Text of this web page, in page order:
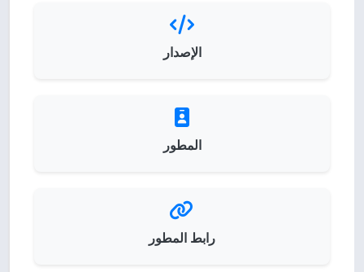
الإصدار
المطور
رابط المطور